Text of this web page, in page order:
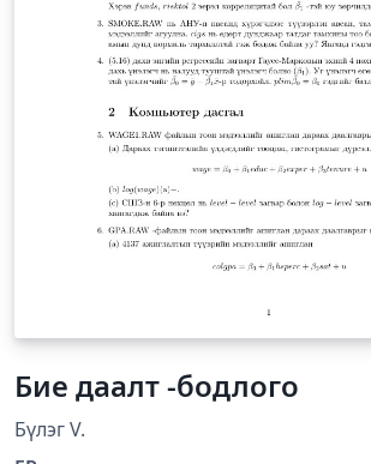
Бие даалт -бодлого
Бүлэг V.